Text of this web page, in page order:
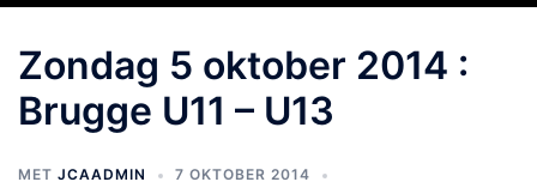
Zondag 5 oktober 2014 :
Brugge U11 – U13
MET JCAADMIN
7 OKTOBER 2014